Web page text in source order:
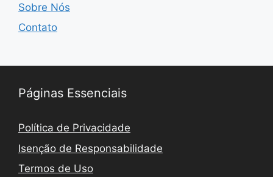
Sobre Nós
Contato
Páginas Essenciais
Política de Privacidade
Isenção de Responsabilidade
Termos de Uso